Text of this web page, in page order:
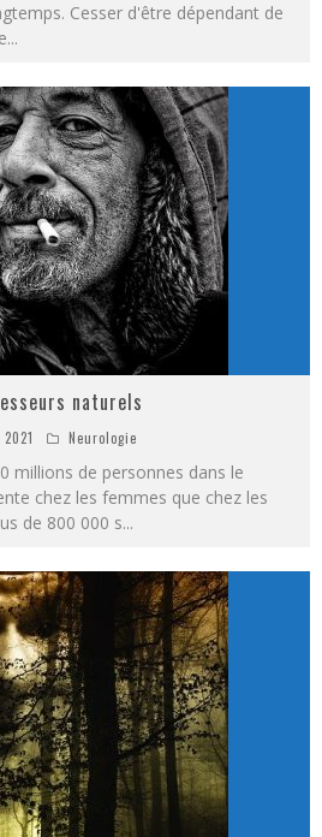
Cesser d'être dépendant de
...
naturels
Neurologie
millions de personnes dans le
chez les femmes que chez les
de 800 000 s...